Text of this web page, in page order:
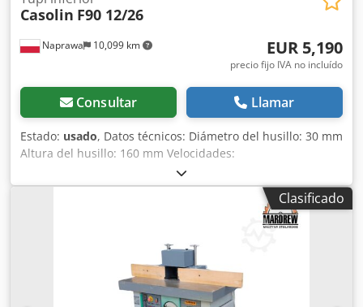
Naprawa 10,099 km
Casolin F90 12/26
EUR 5,190
precio fijo IVA no incluído
Consultar Llamar
Estado: usado, Datos técnicos: Diámetro del husillo: 30 mm
Altura del husillo: 160 mm Velocidades:
3000/4500/6000/8000/10000 rpm Ajuste manual de la
altura del husillo Bloqueo del husillo Dimensiones de la
mesa de trabajo: 2570x840/1120x1670 mm Brazos de
soporte ajustables Potencia del motor: 4 kW Alimentación:
Efksfx Afmokr Anchura: 840/1120 mm Altura: 1670 mm
Clasificado